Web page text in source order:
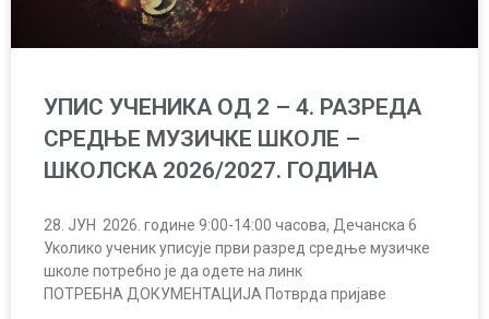
УПИС УЧЕНИКА ОД 2 – 4. РАЗРЕДА
СРЕДЊЕ МУЗИЧКЕ ШКОЛЕ –
ШКОЛСКА 2026/2027. ГОДИНА
28. ЈУН 2026. године 9:00-14:00 часова, Дечанска 6
Уколико ученик уписује први разред средње музичке
школе потребно је да одете на линк
ПОТРЕБНА ДОКУМЕНТАЦИЈА Потврда пријаве